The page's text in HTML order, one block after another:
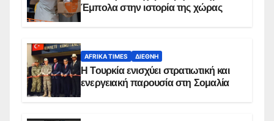
Έμπολα στην ιστορία της χώρας
AFRIKA TIMES ΔΙΕΘΝΉ
Η Τουρκία ενισχύει στρατιωτική και
ενεργειακή παρουσία στη Σομαλία